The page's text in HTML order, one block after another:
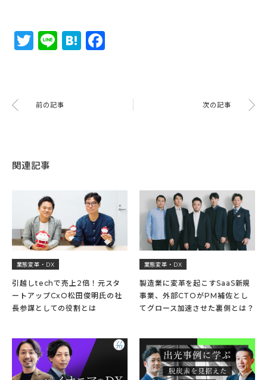
Twitter
LineHatena
前の記事 次の記事
関連記事
業態変革・DX
引越しtechで売上2倍！元スタ
ートアップCxO松田俊明氏の社
長参謀としての役割とは
業態変革・DX
製造業に変革を起こすSaaS新規
事業、外部CTOがPM補佐とし
てグロース加速させた裏側とは？